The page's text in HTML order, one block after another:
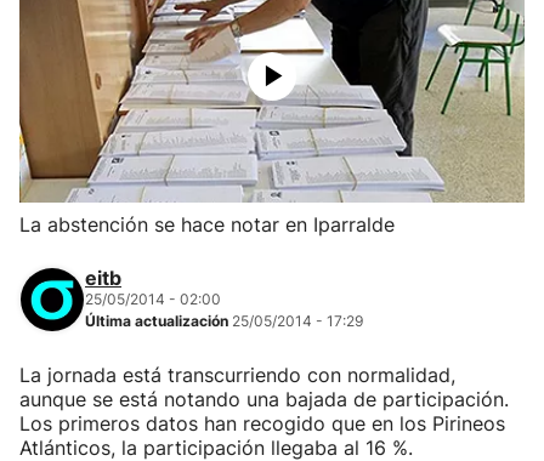
La abstención se hace notar en Iparralde
eitb
25/05/2014 - 02:00
Última actualización 25/05/2014 - 17:29
La jornada está transcurriendo con normalidad,
aunque se está notando una bajada de participación.
Los primeros datos han recogido que en los Pirineos
Atlánticos, la participación llegaba al 16 %.